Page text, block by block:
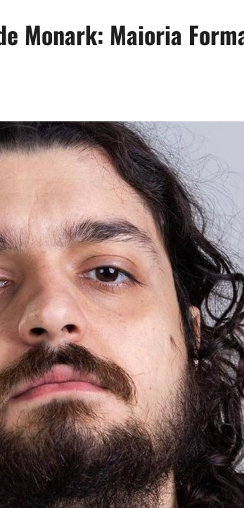
Monark: Maioria